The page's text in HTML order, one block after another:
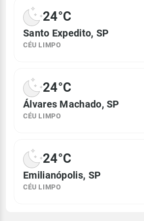
24°C
Santo Expedito, SP
CÉU LIMPO
24°C
Álvares Machado, SP
CÉU LIMPO
24°C
Emilianópolis, SP
CÉU LIMPO